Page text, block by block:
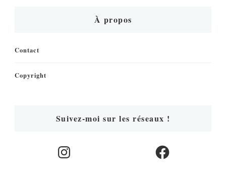
À propos
Contact
Copyright
Suivez-moi sur les réseaux !
Instagram Facebook